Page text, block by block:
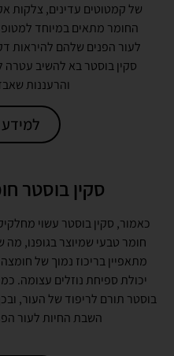
של קמטוטים עדינים, צלקות
החומר מתאים במיוחד
לעור הפנים שלהם להיראות
סקין בוסטר בא להשיב עטרה
והרעננות
סקין בוסטר
כאמור, סקין בוסטר עשוי
חומר טבעי שמיוצר בגופנו,
מתאפיין בריכוז נמוך של
יכולת ספיחת נוזלים עצומה.
בוסטר תורם לריפוד של העור,
השבת החיות לעור